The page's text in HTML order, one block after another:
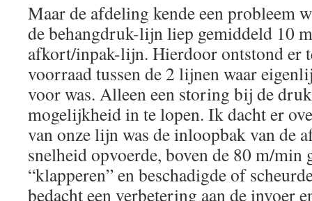
Maar de afdeling kende een probleem
de behangdruk-lijn liep gemiddeld 10
afkort/inpak-lijn. Hierdoor ontstond er
voorraad tussen de 2 lijnen waar
voor was. Alleen een storing bij de
mogelijkheid in te lopen. Ik dacht er
van onze lijn was de inloopbak van de
snelheid opvoerde, boven de 80 m/min
“klapperen” en beschadigde of
bedacht een verbetering aan de invoer